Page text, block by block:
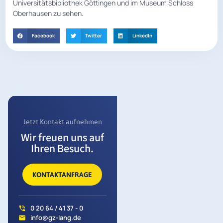
Universitätsbibliothek Göttingen und im Museum Schloss
Oberhausen zu sehen.
Facebook Twitter LinkedIn
Jetzt Kontakt aufnehmen
Wir freuen uns auf
Ihren Besuch.
KONTAKTANFRAGE
0 20 64 / 41 37 - 0
info@gz-lang.de